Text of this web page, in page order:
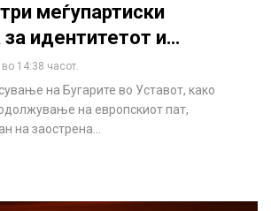
меѓупартиски
идентитетот и…
14:38 часот.
на Бугарите во Уставот, како
на европскиот пат,
на заострена…